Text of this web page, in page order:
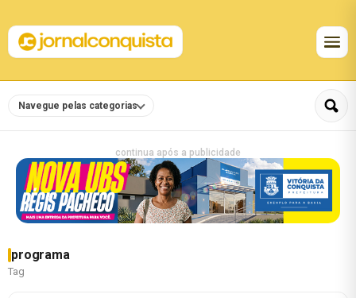
Navegue pelas categorias
continua após a publicidade
programa
Tag